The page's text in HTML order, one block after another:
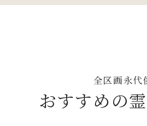
全区画永代
おすすめの